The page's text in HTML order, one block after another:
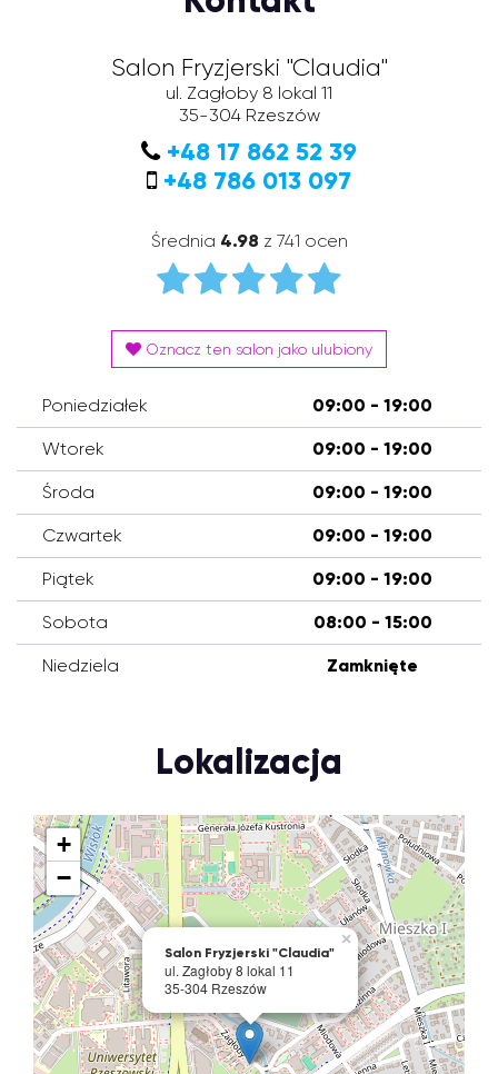
Salon Fryzjerski "Claudia"
ul. Zagłoby 8 lokal 11
35-304 Rzeszów
+48 17 862 52 39
+48 786 013 097
Średnia 4.98 z 741 ocen
Oznacz ten salon jako ulubiony
Poniedziałek 09:00 - 19:00
Wtorek 09:00 - 19:00
Środa 09:00 - 19:00
Czwartek 09:00 - 19:00
Piątek 09:00 - 19:00
Sobota 08:00 - 15:00
Niedziela Zamknięte
Lokalizacja
Salon Fryzjerski "Claudia"
ul. Zagłoby 8 lokal 11
35-304 Rzeszów
×
+
−